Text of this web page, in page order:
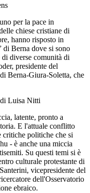
per la pace in
chiese cristiane di
hanno risposto in
di Berna dove si sono
diverse comunità di
presidente del
Berna-Giura-Soletta, che
di Luisa Nitti
latente, pronto a
E l'attuale conflitto
critiche politiche che si
- è anche una miccia
Su questi temi si è
culturale protestante di
vicepresidente del
dell'Osservatorio
ebraico.